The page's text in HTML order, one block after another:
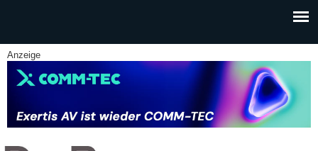
Anzeige